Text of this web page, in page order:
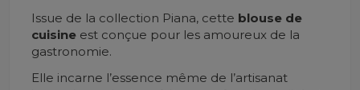
Issue de la collection Piana, cette blouse de
cuisineest conçue pour les amoureux de la
gastronomie.
Elle incarne l’essence même de l’artisanat